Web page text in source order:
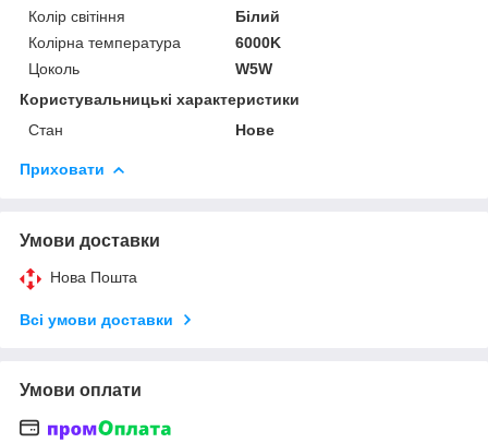
Колір світіння
Білий
Колірна температура
6000K
Цоколь
W5W
Користувальницькі характеристики
Стан
Нове
Приховати
Умови доставки
Нова Пошта
Всі умови доставки
Умови оплати